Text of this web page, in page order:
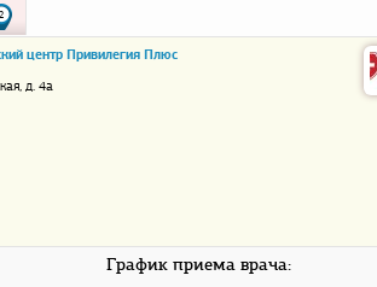
2
центр Привилегия Плюс
д. 4а
График приема врача: